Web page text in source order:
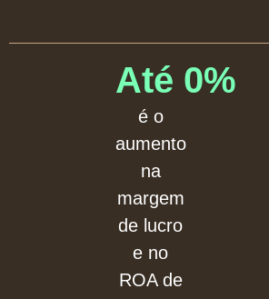
Até 0%
é o
aumento
na
margem
de lucro
e no
ROA de